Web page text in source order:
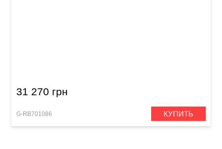
31 270 грн
G-RB701086 КУПИТЬ